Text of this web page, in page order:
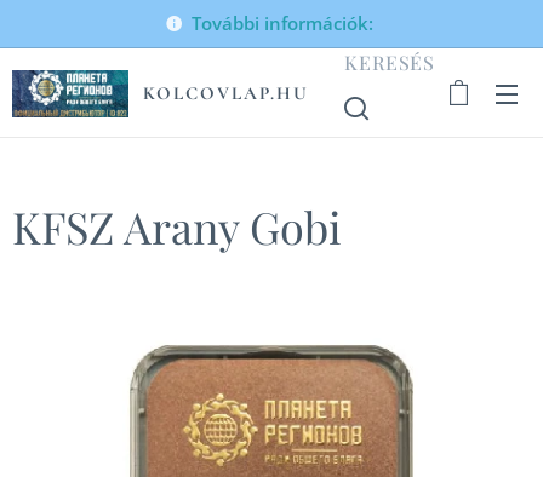
További információk:
KOLCOVLAP.HU
KERESÉS
KFSZ Arany Gobi